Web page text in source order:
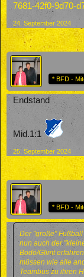
7681-42f0-9d70-
24. September 2024
* BFD -
Endstand
Mid.1:1
25. September 2024
* BFD -
Der "große"
nun auch der
Bodö/Glimt
müssen wie alle
Teambus zu ihren